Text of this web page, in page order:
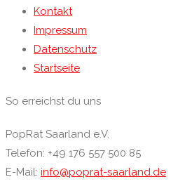
Kontakt
Impressum
Datenschutz
Startseite
So erreichst du uns
PopRat Saarland e.V.
Telefon: +49 176 557 500 85
E-Mail: info@poprat-saarland.de